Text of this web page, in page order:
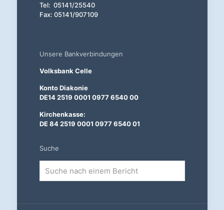
Tel: 05141/25540
Fax: 05141/907109
Unsere Bankverbindungen
Volksbank Celle
Konto Diakonie
DE14 2519 0001 0977 6540 00
Kirchenkasse:
DE 84 2519 0001 0977 6540 01
Suche
nach
einem